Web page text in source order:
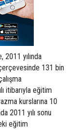
2011 yılında
131 bin
itibarıyla eğitim
kurslarına 10
2011 yılı sonu
eğitim